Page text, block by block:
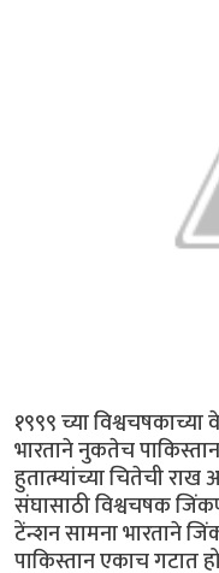
१९९९ च्या
भारताने नुकतेच
हुतात्म्यांच्या चितेची
संघासाठी विश्वचषक
टेंन्शन सामना भारताने
पाकिस्तान एकाच गटात